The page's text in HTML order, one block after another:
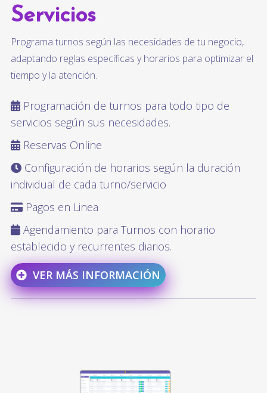
Servicios
Programa turnos según las necesidades de tu negocio,
adaptando reglas específicas y horarios para optimizar el
tiempo y la atención.
Programación de turnos para todo tipo de
servicios según sus necesidades.
Reservas Online
Configuración de horarios según la duración
individual de cada turno/servicio
Pagos en Linea
Agendamiento para Turnos con horario
establecido y recurrentes diarios.
VER MÁS INFORMACIÓN